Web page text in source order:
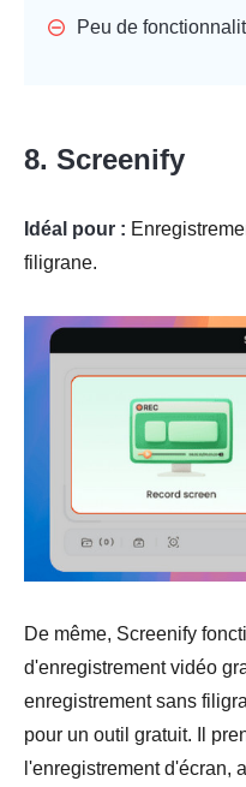
Peu de
8. Screenify
Idéal pour :
filigrane.
De même, Screenify
d'enregistrement vidéo
enregistrement sans
pour un outil gratuit. Il
l'enregistrement d'écran,